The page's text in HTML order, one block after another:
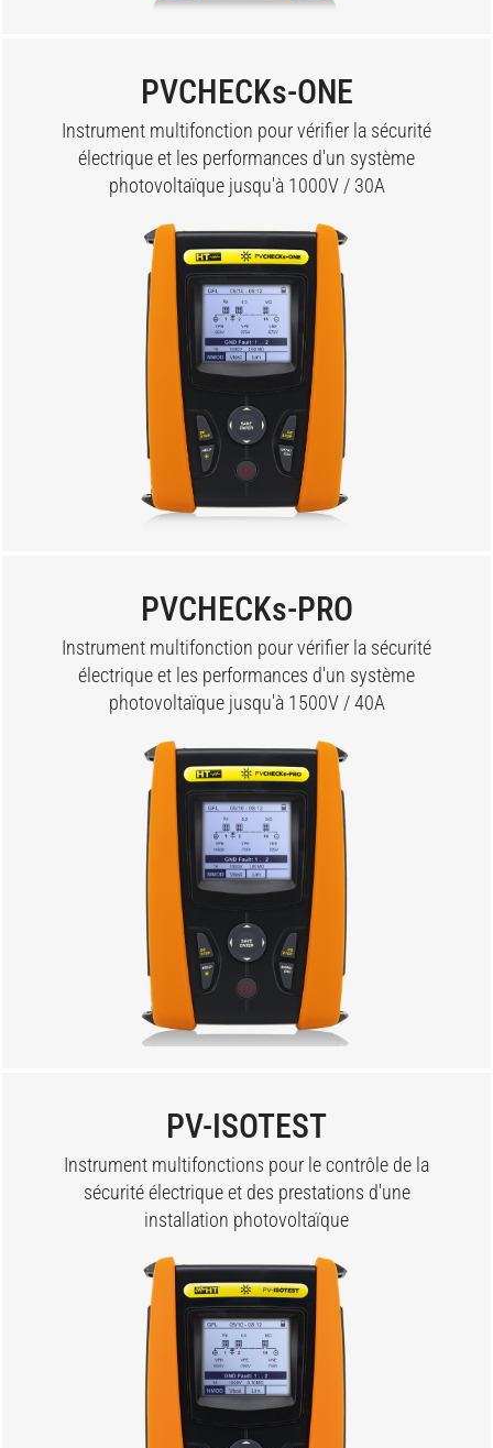
PVCHECKs-ONE
Instrument multifonction pour vérifier la sécurité
électrique et les performances d'un système
photovoltaïque jusqu'à 1000V / 30A
PVCHECKs-PRO
Instrument multifonction pour vérifier la sécurité
électrique et les performances d'un système
photovoltaïque jusqu'à 1500V / 40A
PV-ISOTEST
Instrument multifonctions pour le contrôle de la
sécurité électrique et des prestations d'une
installation photovoltaïque